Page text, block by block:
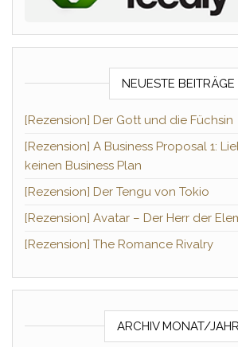
NEUESTE BEITRÄGE
[Rezension] Der Gott und die Füchsin
[Rezension] A Business Proposal 1:
keinen Business Plan
[Rezension] Der Tengu von Tokio
[Rezension] Avatar – Der Herr der
[Rezension] The Romance Rivalry
ARCHIV MONAT/JAHR